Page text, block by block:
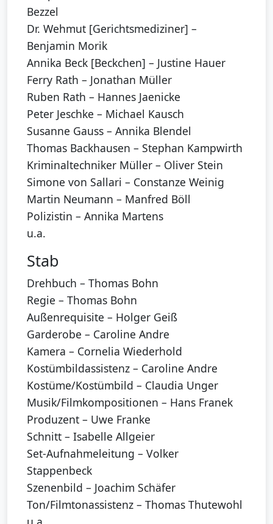
Bezzel
Dr. Wehmut [Gerichtsmediziner] –
Benjamin Morik
Annika Beck [Beckchen] – Justine Hauer
Ferry Rath – Jonathan Müller
Ruben Rath – Hannes Jaenicke
Peter Jeschke – Michael Kausch
Susanne Gauss – Annika Blendel
Thomas Backhausen – Stephan Kampwirth
Kriminaltechniker Müller – Oliver Stein
Simone von Sallari – Constanze Weinig
Martin Neumann – Manfred Böll
Polizistin – Annika Martens
u.a.
Stab
Drehbuch – Thomas Bohn
Regie – Thomas Bohn
Außenrequisite – Holger Geiß
Garderobe – Caroline Andre
Kamera – Cornelia Wiederhold
Kostümbildassistenz – Caroline Andre
Kostüme/Kostümbild – Claudia Unger
Musik/Filmkompositionen – Hans Franek
Produzent – Uwe Franke
Schnitt – Isabelle Allgeier
Set-Aufnahmeleitung – Volker
Stappenbeck
Szenenbild – Joachim Schäfer
Ton/Filmtonassistenz – Thomas Thutewohl